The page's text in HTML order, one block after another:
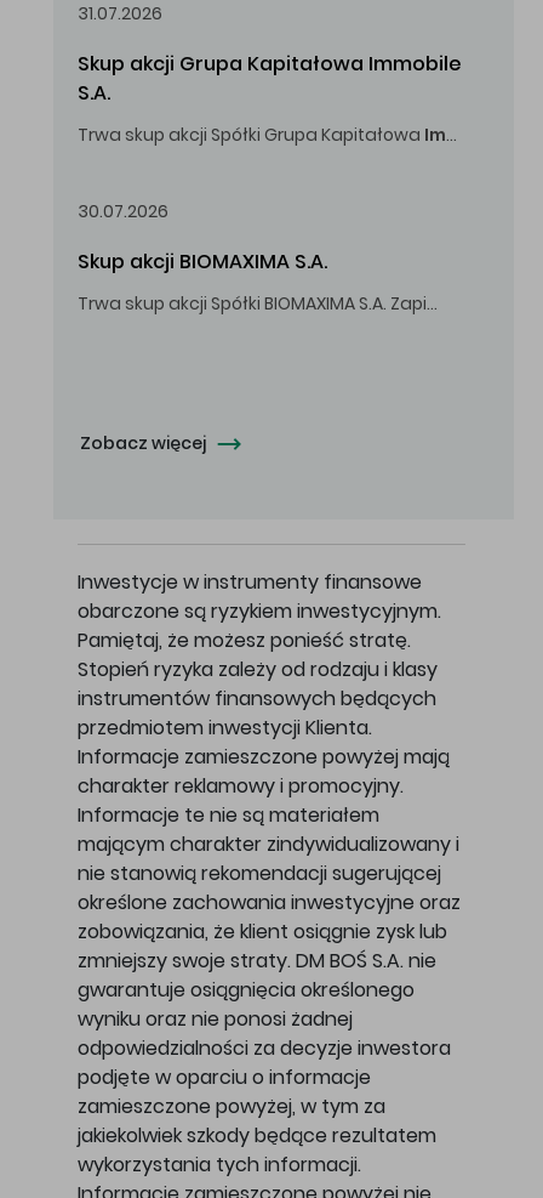
31.07.2026
Skup akcji Grupa Kapitałowa Immobile
S.A.
Trwa skup akcji Spółki Grupa Kapitałowa Immobile
30.07.2026
Skup akcji BIOMAXIMA S.A.
Trwa skup akcji Spółki BIOMAXIMA S.A. Zapisy do 4 sierpnia 2026 r. do godz. 16.00.
Zobacz więcej
Inwestycje w instrumenty finansowe
obarczone są ryzykiem inwestycyjnym.
Pamiętaj, że możesz ponieść stratę.
Stopień ryzyka zależy od rodzaju i klasy
instrumentów finansowych będących
przedmiotem inwestycji Klienta.
Informacje zamieszczone powyżej mają
charakter reklamowy i promocyjny.
Informacje te nie są materiałem
mającym charakter zindywidualizowany i
nie stanowią rekomendacji sugerującej
określone zachowania inwestycyjne oraz
zobowiązania, że klient osiągnie zysk lub
zmniejszy swoje straty. DM BOŚ S.A. nie
gwarantuje osiągnięcia określonego
wyniku oraz nie ponosi żadnej
odpowiedzialności za decyzje inwestora
podjęte w oparciu o informacje
zamieszczone powyżej, w tym za
jakiekolwiek szkody będące rezultatem
wykorzystania tych informacji.